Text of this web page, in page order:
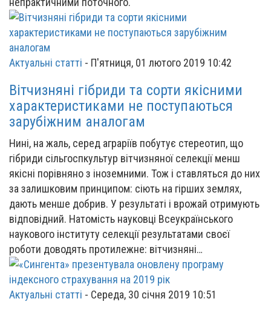
Актуальні статті - П'ятниця, 01 лютого 2019 10:42
Вітчизняні гібриди та сорти якісними
характеристиками не поступаються
зарубіжним аналогам
Нині, на жаль, серед аграріїв побутує стереотип, що
гібриди сільгоспкультур вітчизняної селекції менш
якісні порівняно з іноземними. Тож і ставляться до них
за залишковим принципом: сіють на гірших землях,
дають менше добрив. У результаті і врожай отримують
відповідний. Натомість науковці Всеукраїнського
наукового інституту селекції результатами своєї
роботи доводять протилежне: вітчизняні…
Актуальні статті - Середа, 30 січня 2019 10:51